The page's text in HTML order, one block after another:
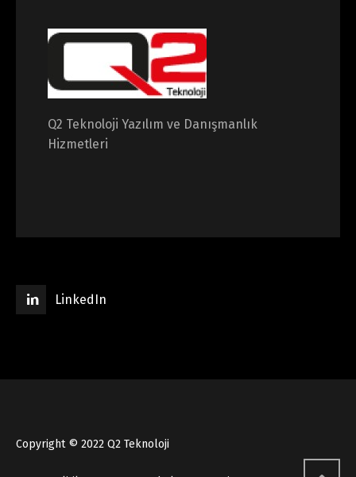
Q2 Teknoloji Yazılım ve Danışmanlık
Hizmetleri
LinkedIn
Copyright © 2022 Q2 Teknoloji